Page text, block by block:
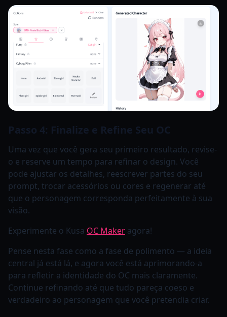
Passo 4: Finalize e Refine Seu OC
Uma vez que você gera seu primeiro resultado, revise-
o e reserve um tempo para refinar o design. Você
pode ajustar os detalhes, reescrever partes do seu
prompt, trocar acessórios ou cores e regenerar até
que o personagem corresponda perfeitamente à sua
visão.
Experimente o Kusa OC Maker agora!
Pense nesta fase como a fase de polimento — a ideia
central já está lá, e agora você está aprimorando-a
para refletir a identidade do OC mais claramente.
Continue refinando até que tudo pareça coeso e
verdadeiro ao personagem que você pretendia criar.